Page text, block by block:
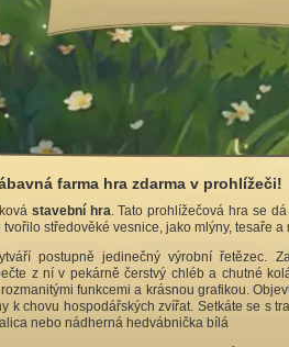
farma hra zdarma v prohlížeči!
stavební hra. Tato prohlížečová hra se
středověké vesnice, jako mlýny, tesaře a
postupně jedinečný výrobní řetězec.
z ní v pekárně čerstvý chléb a chutné
funkcemi a krásnou grafikou.
k chovu hospodářských zvířat. Setkáte se s
nebo nádherná hedvábnička bílá